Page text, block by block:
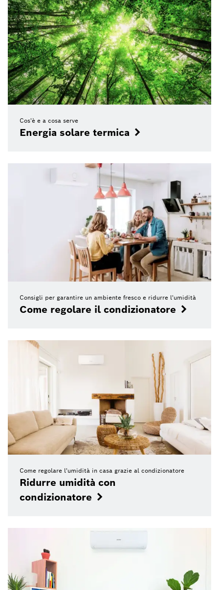
Cos'è e a cosa serve
Energia solare termica
Consigli per garantire un ambiente fresco e ridurre l'umidità
Come regolare il condizionatore
Come regolare l'umidità in casa grazie al condizionatore
Ridurre umidità con
condizionatore